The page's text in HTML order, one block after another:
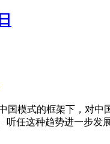
国模式的框架下，对
听任这种趋势进一步发